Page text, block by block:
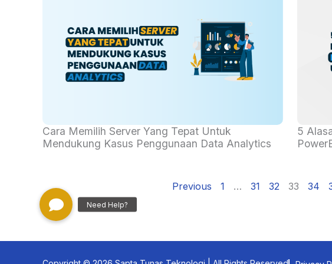
Cara Memilih Server Yang Tepat Untuk
Mendukung Kasus Penggunaan Data Analytics
bahan pembelajaran dan monentasi. Kasus
penggunaan berbasis data...
5
Previous 1 … 31 32 33 34